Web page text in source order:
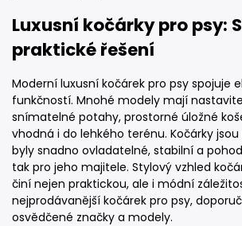
Luxusní kočárky pro psy:
praktické řešení
Moderní luxusní kočárek pro psy spojuje
funkčností. Mnohé modely mají
snímatelné potahy, prostorné úložné
vhodná i do lehkého terénu. Kočárky
byly snadno ovladatelné, stabilní a
tak pro jeho majitele. Stylový vzhled
činí nejen praktickou, ale i módní
nejprodávanější kočárek pro psy,
osvědčené značky a modely.